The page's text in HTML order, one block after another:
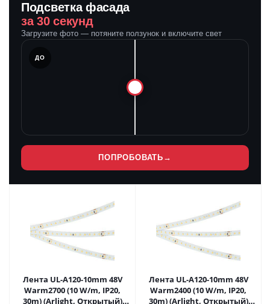
Подсветка фасада
за 30 секунд
Загрузите фото — потяните ползунок и включите свет
ДО
ПОПРОБОВАТЬ →
Лента UL-A120-10mm 48V
Warm2700 (10 W/m, IP20,
30m) (Arlight, Открытый)
Лента UL-A120-10mm 48V
Warm2400 (10 W/m, IP20,
30m) (Arlight, Открытый)